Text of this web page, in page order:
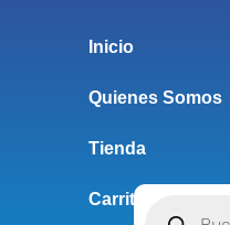
Inicio
Quienes Somos
Tienda
Carrito